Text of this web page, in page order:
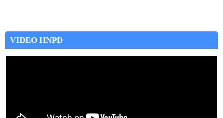
VIDEO HNPD